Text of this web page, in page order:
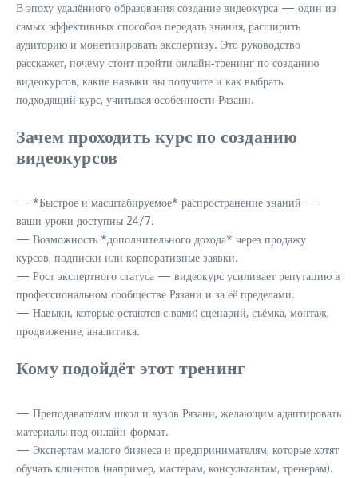
В эпоху удалённого образования создание видеокурса — один из
самых эффективных способов передать знания, расширить
аудиторию и монетизировать экспертизу. Это руководство
расскажет, почему стоит пройти онлайн‑тренинг по созданию
видеокурсов, какие навыки вы получите и как выбрать
подходящий курс, учитывая особенности Рязани.
Зачем проходить курс по созданию
видеокурсов
— *Быстрое и масштабируемое* распространение знаний —
ваши уроки доступны 24/7.
— Возможность *дополнительного дохода* через продажу
курсов, подписки или корпоративные заявки.
— Рост экспертного статуса — видеокурс усиливает репутацию в
профессиональном сообществе Рязани и за её пределами.
— Навыки, которые остаются с вами: сценарий, съёмка, монтаж,
продвижение, аналитика.
Кому подойдёт этот тренинг
— Преподавателям школ и вузов Рязани, желающим адаптировать
материалы под онлайн‑формат.
— Экспертам малого бизнеса и предпринимателям, которые хотят
обучать клиентов (например, мастерам, консультантам, тренерам).